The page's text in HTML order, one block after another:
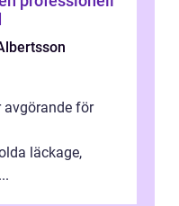
avgörande för
läckage,